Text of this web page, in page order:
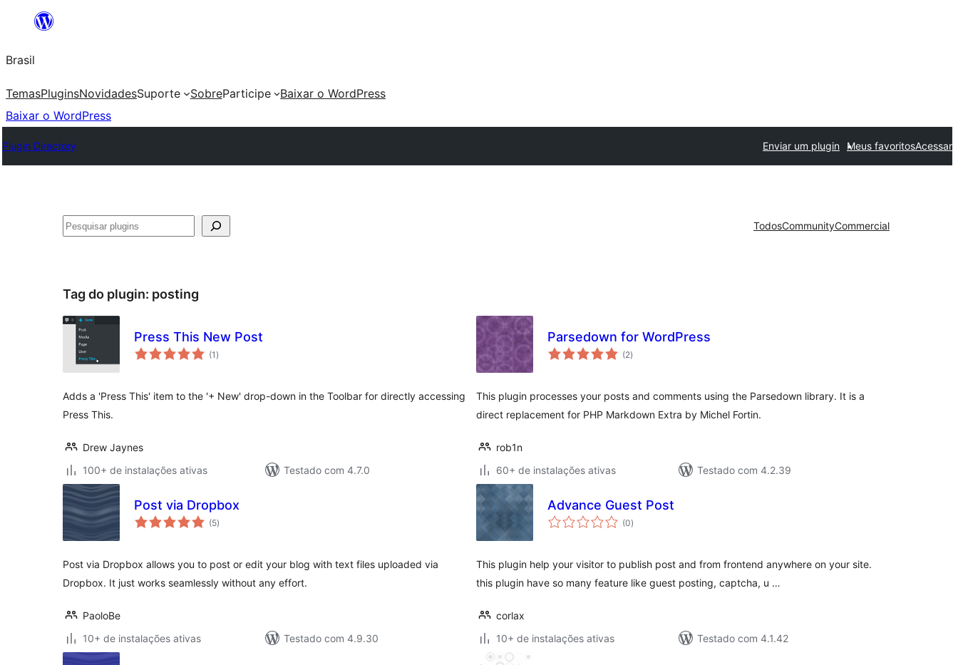
o
conteúdo
Brasil
TemasPluginsNovidadesSuporte SobreParticipe
Baixar o WordPress
Baixar o WordPress
Plugin Directory Enviar um plugin Meus favoritosAcessar
Pesquisar TodosCommunityCommercial
Tag do plugin: posting
Press This New Post
(1 total
de
)
Adds a 'Press This' item to the '+ New' drop-down in the Toolbar for directly accessing
Press This.
Drew Jaynes
100+ de instalações ativas
Testado com 4.7.0
Parsedown for WordPress
(2total
de
)
This plugin processes your posts and comments using the Parsedown library. It is a
direct replacement for PHP Markdown Extra by Michel Fortin.
rob1n
60+ de instalações ativas
Testado com 4.2.39
Post via Dropbox
(5total
de
)
Post via Dropbox allows you to post or edit your blog with text files uploaded via
Dropbox. It just works seamlessly without any effort.
PaoloBe
10+ de instalações ativas
Testado com 4.9.30
Advance Guest Post
(0total
de
)
This plugin help your visitor to publish post and from frontend anywhere on your site.
this plugin have so many feature like guest posting, captcha, u …
corlax
10+ de instalações ativas
Testado com 4.1.42